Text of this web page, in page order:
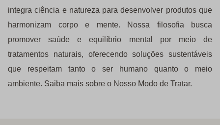
integra ciência e natureza para desenvolver produtos que
harmonizam corpo e mente. Nossa filosofia busca
promover saúde e equilíbrio mental por meio de
tratamentos naturais, oferecendo soluções sustentáveis
que respeitam tanto o ser humano quanto o meio
ambiente. Saiba mais sobre o Nosso Modo de Tratar.